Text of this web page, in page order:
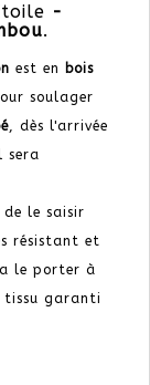
-
.
est en
bois
soulager
, dès l'arrivée
sera
de le saisir
résistant et
le porter à
tissu garanti